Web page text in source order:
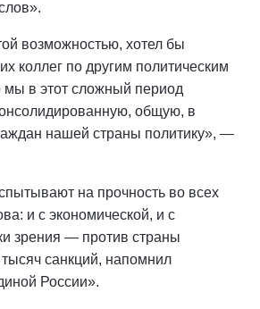
возможностью, хотел бы
коллег по другим политическим
мы в этот сложный период
общую, в
нашей страны политику», —
на прочность во всех
и с экономической, и с
зрения — против страны
санкций, напомнил
России».